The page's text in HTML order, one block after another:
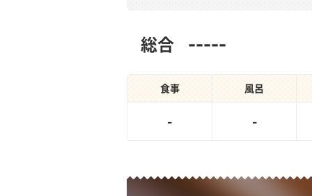
総合 -----
食事 風呂
- -